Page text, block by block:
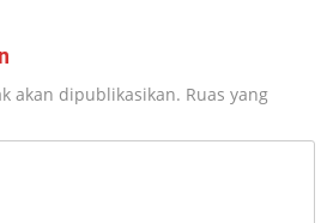
akan dipublikasikan. Ruas yang